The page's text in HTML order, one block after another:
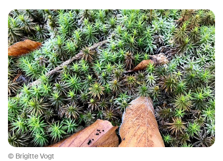
© Brigitte Vogt